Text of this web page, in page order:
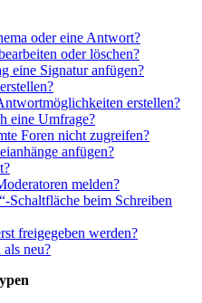
oder eine Antwort?
oder löschen?
eine Signatur anfügen?
erstellen?
eine Umfrage?
Foren nicht zugreifen?
anfügen?
melden?
Schaltfläche beim Schreiben
freigegeben werden?
neu?